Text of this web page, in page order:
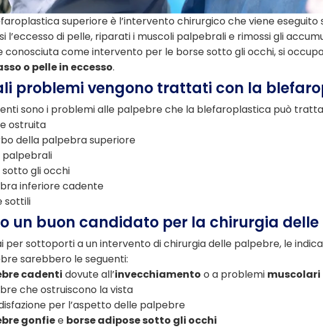
superiore è l’intervento chirurgico che viene
l’eccesso di pelle, riparati i muscoli palpebrali e rimossi gli
conosciuta come intervento per le borse sotto gli occhi, si
o pelle in eccesso.
problemi vengono trattati con la
sono i problemi alle palpebre che la blefaroplastica può
ostruita
della palpebra superiore
palpebrali
sotto gli occhi
inferiore cadente
sottili
un buon candidato per la chirurgia
per sottoporti a un intervento di chirurgia delle palpebre, le
sarebbero le seguenti:
cadenti dovute all’invecchiamento o a problemi muscolari
che ostruiscono la vista
per l’aspetto delle palpebre
gonfiee borse adipose sotto gli occhi